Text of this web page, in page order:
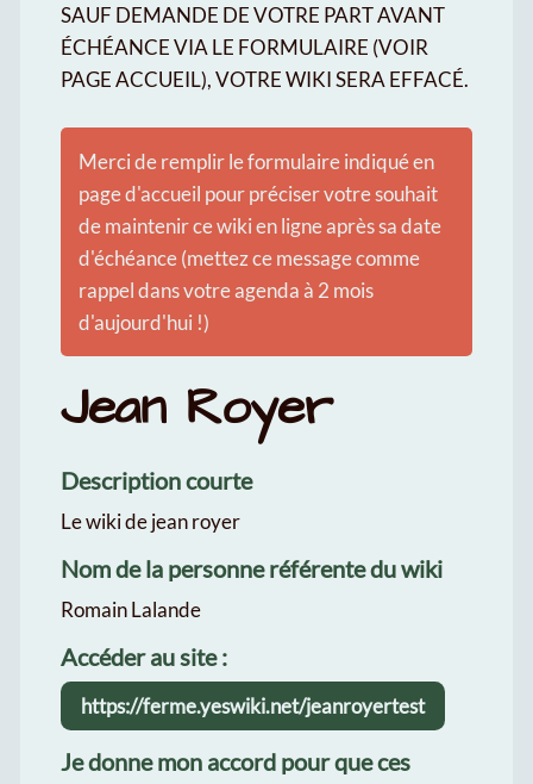
SAUF DEMANDE DE VOTRE PART AVANT
ÉCHÉANCE VIA LE FORMULAIRE (VOIR
PAGE ACCUEIL), VOTRE WIKI SERA EFFACÉ.
Merci de remplir le formulaire indiqué en
page d'accueil pour préciser votre souhait
de maintenir ce wiki en ligne après sa date
d'échéance (mettez ce message comme
rappel dans votre agenda à 2 mois
d'aujourd'hui !)
Jean Royer
Description courte
Le wiki de jean royer
Nom de la personne référente du wiki
Romain Lalande
Accéder au site :
https://ferme.yeswiki.net/jeanroyertest
Je donne mon accord pour que ces